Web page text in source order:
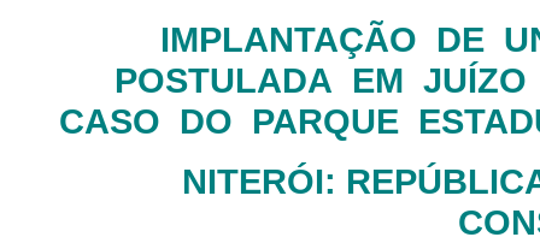
IMPLANTAÇÃO DE
POSTULADA EM JUÍZO
CASO DO PARQUE
NITERÓI: